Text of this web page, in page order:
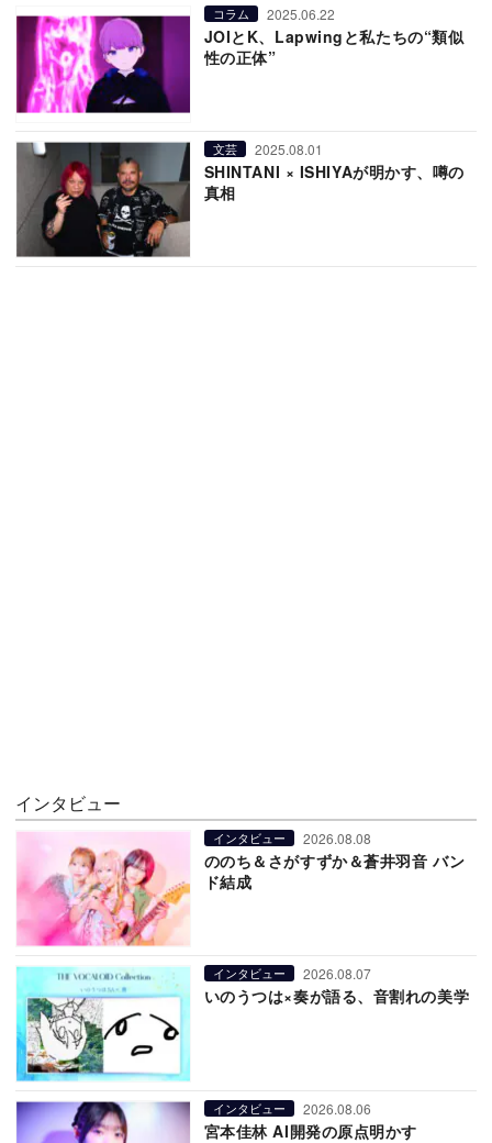
コラム 2025.06.22
JOIとK、Lapwingと私たちの“類似
性の正体”
文芸 2025.08.01
SHINTANI × ISHIYAが明かす、噂の
真相
インタビュー
インタビュー 2026.08.08
ののち＆さがすずか＆蒼井羽音 バン
ド結成
インタビュー 2026.08.07
いのうつは×奏が語る、音割れの美学
インタビュー 2026.08.06
宮本佳林 AI開発の原点明かす